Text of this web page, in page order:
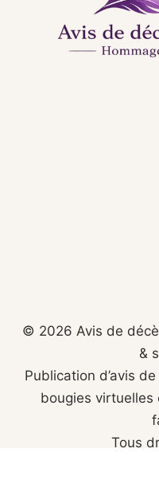
© 2026 Avis de
&
Publication d’avis
bougies virtuelles
Tous